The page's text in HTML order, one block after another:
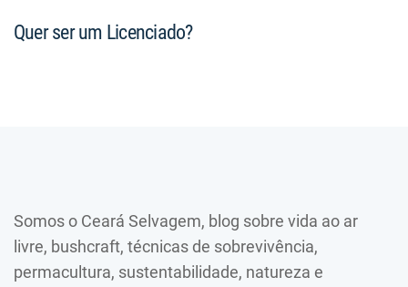
Quer ser um Licenciado?
Somos o Ceará Selvagem, blog sobre vida ao ar
livre, bushcraft, técnicas de sobrevivência,
permacultura, sustentabilidade, natureza e